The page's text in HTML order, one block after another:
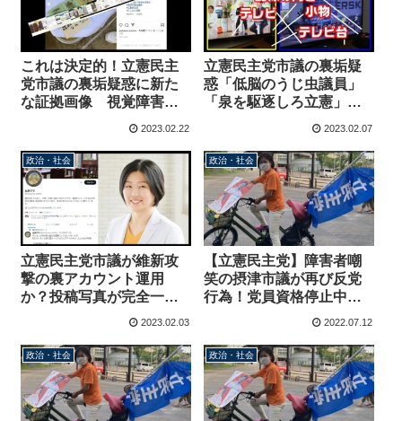
これは決定的！立憲民主
党市議の裏垢疑惑に新た
な証拠画像 視覚障害者
ントで誹謗中傷を繰り返
していた問題
2023.02.22
立憲民主党市議の裏垢疑
惑「低脳のうじ虫議員」
「泉を駆逐しろ立憲」女
北摂ママによる問題投稿
まとめ
2023.02.07
政治・社会
立憲民主党市議が維新攻
撃の裏アカウント運用
か？投稿写真が完全一
致！過去には視覚障害者
ブル多数
2023.02.03
政治・社会
【立憲民主党】障害者嘲
笑の摂津市議が再び反党
行為！党員資格停止中に
また共産党候補を応援、
応を協議中
2022.07.12
政治・社会 政治・社会